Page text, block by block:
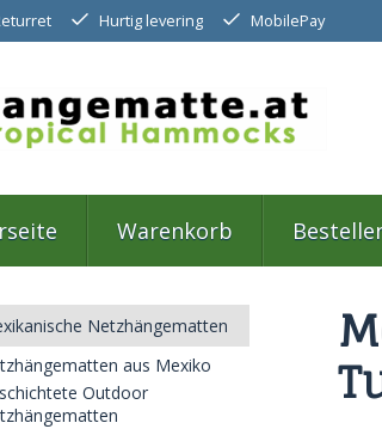
Hurtig levering MobilePay
Warenkorb
Netzhängematten
aus Mexiko
Outdoor